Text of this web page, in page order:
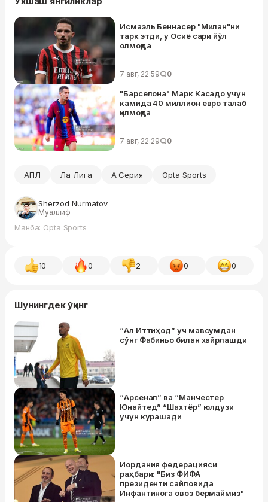
Исмаэль Беннасер "Милан"ни
тарк этди, у Осиё сари йўл
олмоқда
7 авг, 22:59 0
"Барселона" Марк Касадо учун
камида 40 миллион евро талаб
қилмоқда
7 авг, 22:29 0
АПЛ Ла Лига А Серия Opta Sports
Sherzod Nurmatov
Муаллиф
Манба: Opta Sports
10 0 2 0 0
Шунингдек ўқинг
“Ал Иттиҳод” уч мавсумдан
сўнг Фабиньо билан хайрлашди
“Арсенал” ва “Манчестер
Юнайтед” “Шахтёр” юлдузи
учун курашади
Иордания федерацияси
раҳбари: "Биз ФИФА
президенти сайловида
Инфантинога овоз бермаймиз"